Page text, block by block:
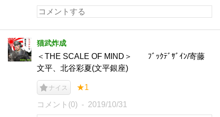
猫武炸成
＜THE SCALE OF MIND＞ ﾌﾞｯｸﾃﾞｻﾞｲﾝ/寄藤
文平、北谷彩夏(文平銀座)
ナイス ★1
コメント(0) 2019/10/31